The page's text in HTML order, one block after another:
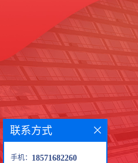
联系方式
手机： 18571682260